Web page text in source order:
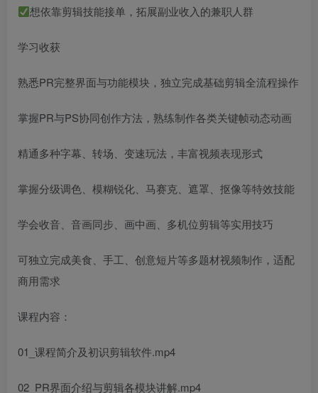
想依靠剪辑技能接单，拓展副业收入的兼职人群
学习收获
熟悉PR完整界面与功能模块，独立完成基础剪辑全流程操作
掌握PR与PS协同创作方法，熟练制作各类关键帧动态动画
精通多种字幕、转场、变速玩法，丰富视频表现形式
掌握分级调色、模糊锐化、马赛克、遮罩、抠像等特效技能
学会收音、音画同步、画中画、多机位剪辑等实用技巧
可独立完成美食、手工、创意短片等多题材视频制作，适配
商用需求
课程内容：
01_课程简介及初识剪辑软件.mp4
02_PR界面介绍与剪辑各模块讲解.mp4